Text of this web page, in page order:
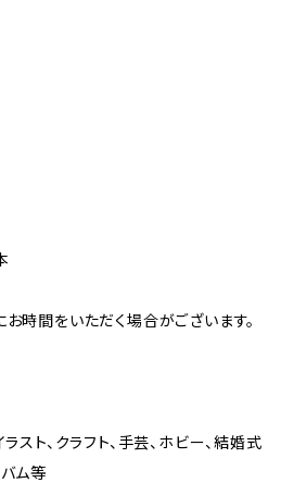
時間をいただく場合がございます。
スト、クラフト、手芸、ホビー、結婚式
ム等